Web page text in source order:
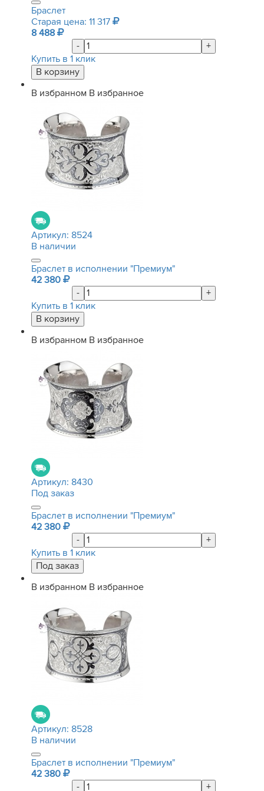
Браслет
Старая цена: 11 317
8 488
-
+
Купить в 1 клик
В избранном В избранное
Артикул: 8524
В наличии
Браслет в исполнении "Премиум"
42 380
-
+
Купить в 1 клик
В избранном В избранное
Артикул: 8430
Под заказ
Браслет в исполнении "Премиум"
42 380
-
+
Купить в 1 клик
В избранном В избранное
Артикул: 8528
В наличии
Браслет в исполнении "Премиум"
42 380
-
+